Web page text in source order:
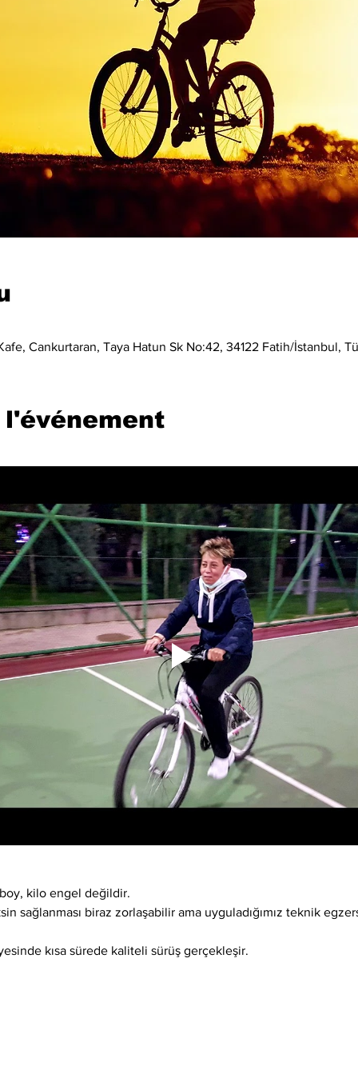
Cankurtaran, Taya Hatun Sk No:42, 34122 Fatih/İstanbul,
kilo engel değildir.
sağlanması biraz zorlaşabilir ama uyguladığımız teknik
kısa sürede kaliteli sürüş gerçekleşir.